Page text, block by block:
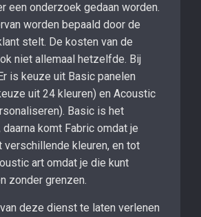
een onderzoek gedaan worden.
worden bepaald door de
stelt. De kosten van de
niet allemaal hetzelfde. Bij
is keuze uit Basic panelen
uit 24 kleuren) en Acoustic
Basic is het
komt Fabric omdat je
verschillende kleuren, en tot
art omdat je die kunt
zonder grenzen.
deze dienst te laten verlenen